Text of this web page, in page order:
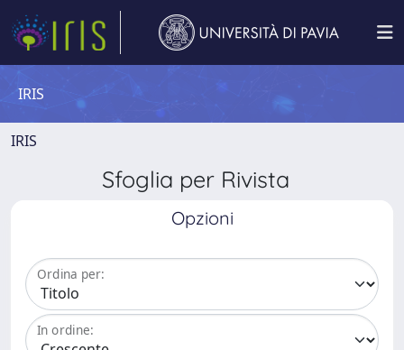
IRIS
IRIS
Sfoglia per Rivista
Opzioni
Ordina per:
In ordine: